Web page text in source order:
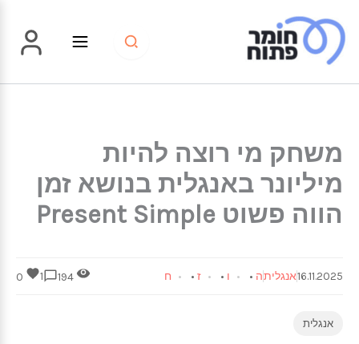
לתוכן
משחק מי רוצה להיות
מיליונר באנגלית בנושא זמן
הווה פשוט Present Simple
16.11.2025אנגליתה • ו • ז • ח 1
אנגלית